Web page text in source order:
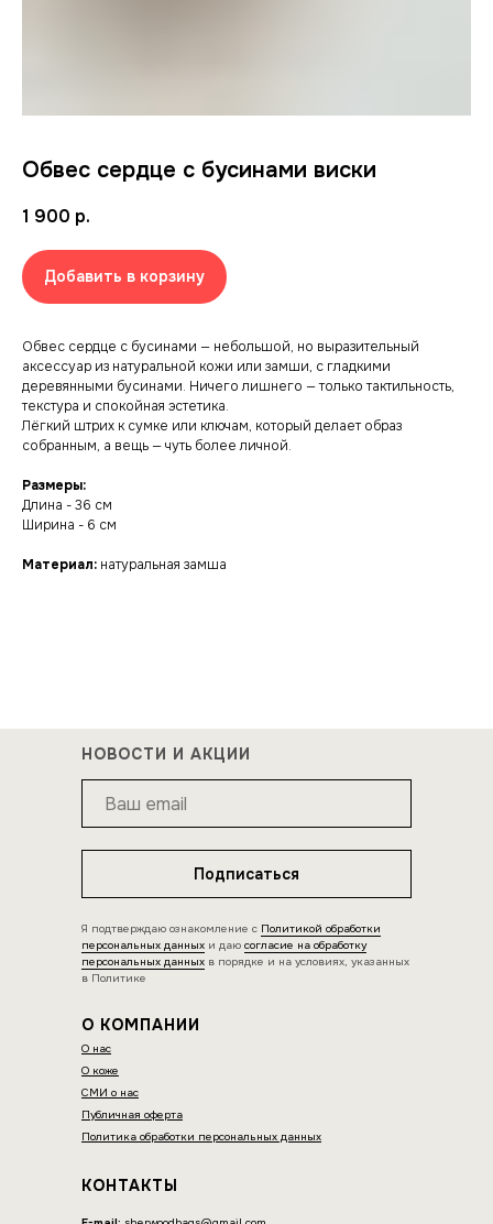
Обвес сердце с бусинами виски
1 900 р.
Добавить в корзину
Обвес сердце с бусинами — небольшой, но выразительный
аксессуар из натуральной кожи или замши, с гладкими
деревянными бусинами. Ничего лишнего — только тактильность,
текстура и спокойная эстетика.
Лёгкий штрих к сумке или ключам, который делает образ
собранным, а вещь — чуть более личной.
Размеры:
Длина - 36 см
Ширина - 6 см
Материал: натуральная замша
КОНТАКТЫ
Подписаться
Я подтверждаю ознакомление с Политикой обработки
персональных данных и даю согласие на обработку
персональных данных в порядке и на условиях, указанных
в Политике
НОВОСТИ И АКЦИИ
О КОМПАНИИ
О нас
О коже
СМИ о нас
Публичная оферта
Политика обработки персональных данных